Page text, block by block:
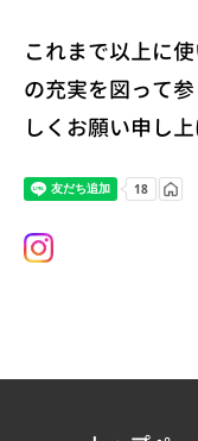
これまで以上に
の充実を図って
しくお願い申し上